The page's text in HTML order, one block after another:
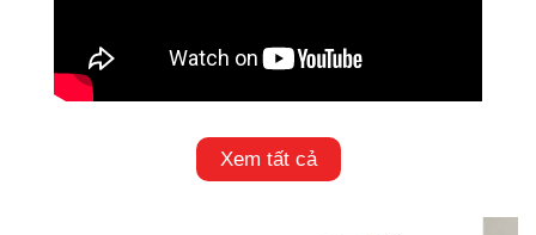
Xem tất cả